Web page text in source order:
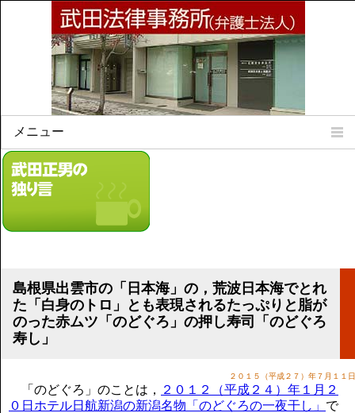
メニュー
Home
所属弁護士
法律相談案内
リンク集
顧問契約について
武田正男の独り言
島根県出雲市の「日本海」の，荒波日本海でとれ
た「白身のトロ」とも表現されるたっぷりと脂が
のった赤ムツ「のどぐろ」の押し寿司「のどぐろ
寿し」
２０１５（平成２７）年７月１１日
「のどぐろ」のことは，
２０１２（平成２４）年１月２
０日ホテル日航新潟の新潟名物「のどぐろの一夜干し」 で